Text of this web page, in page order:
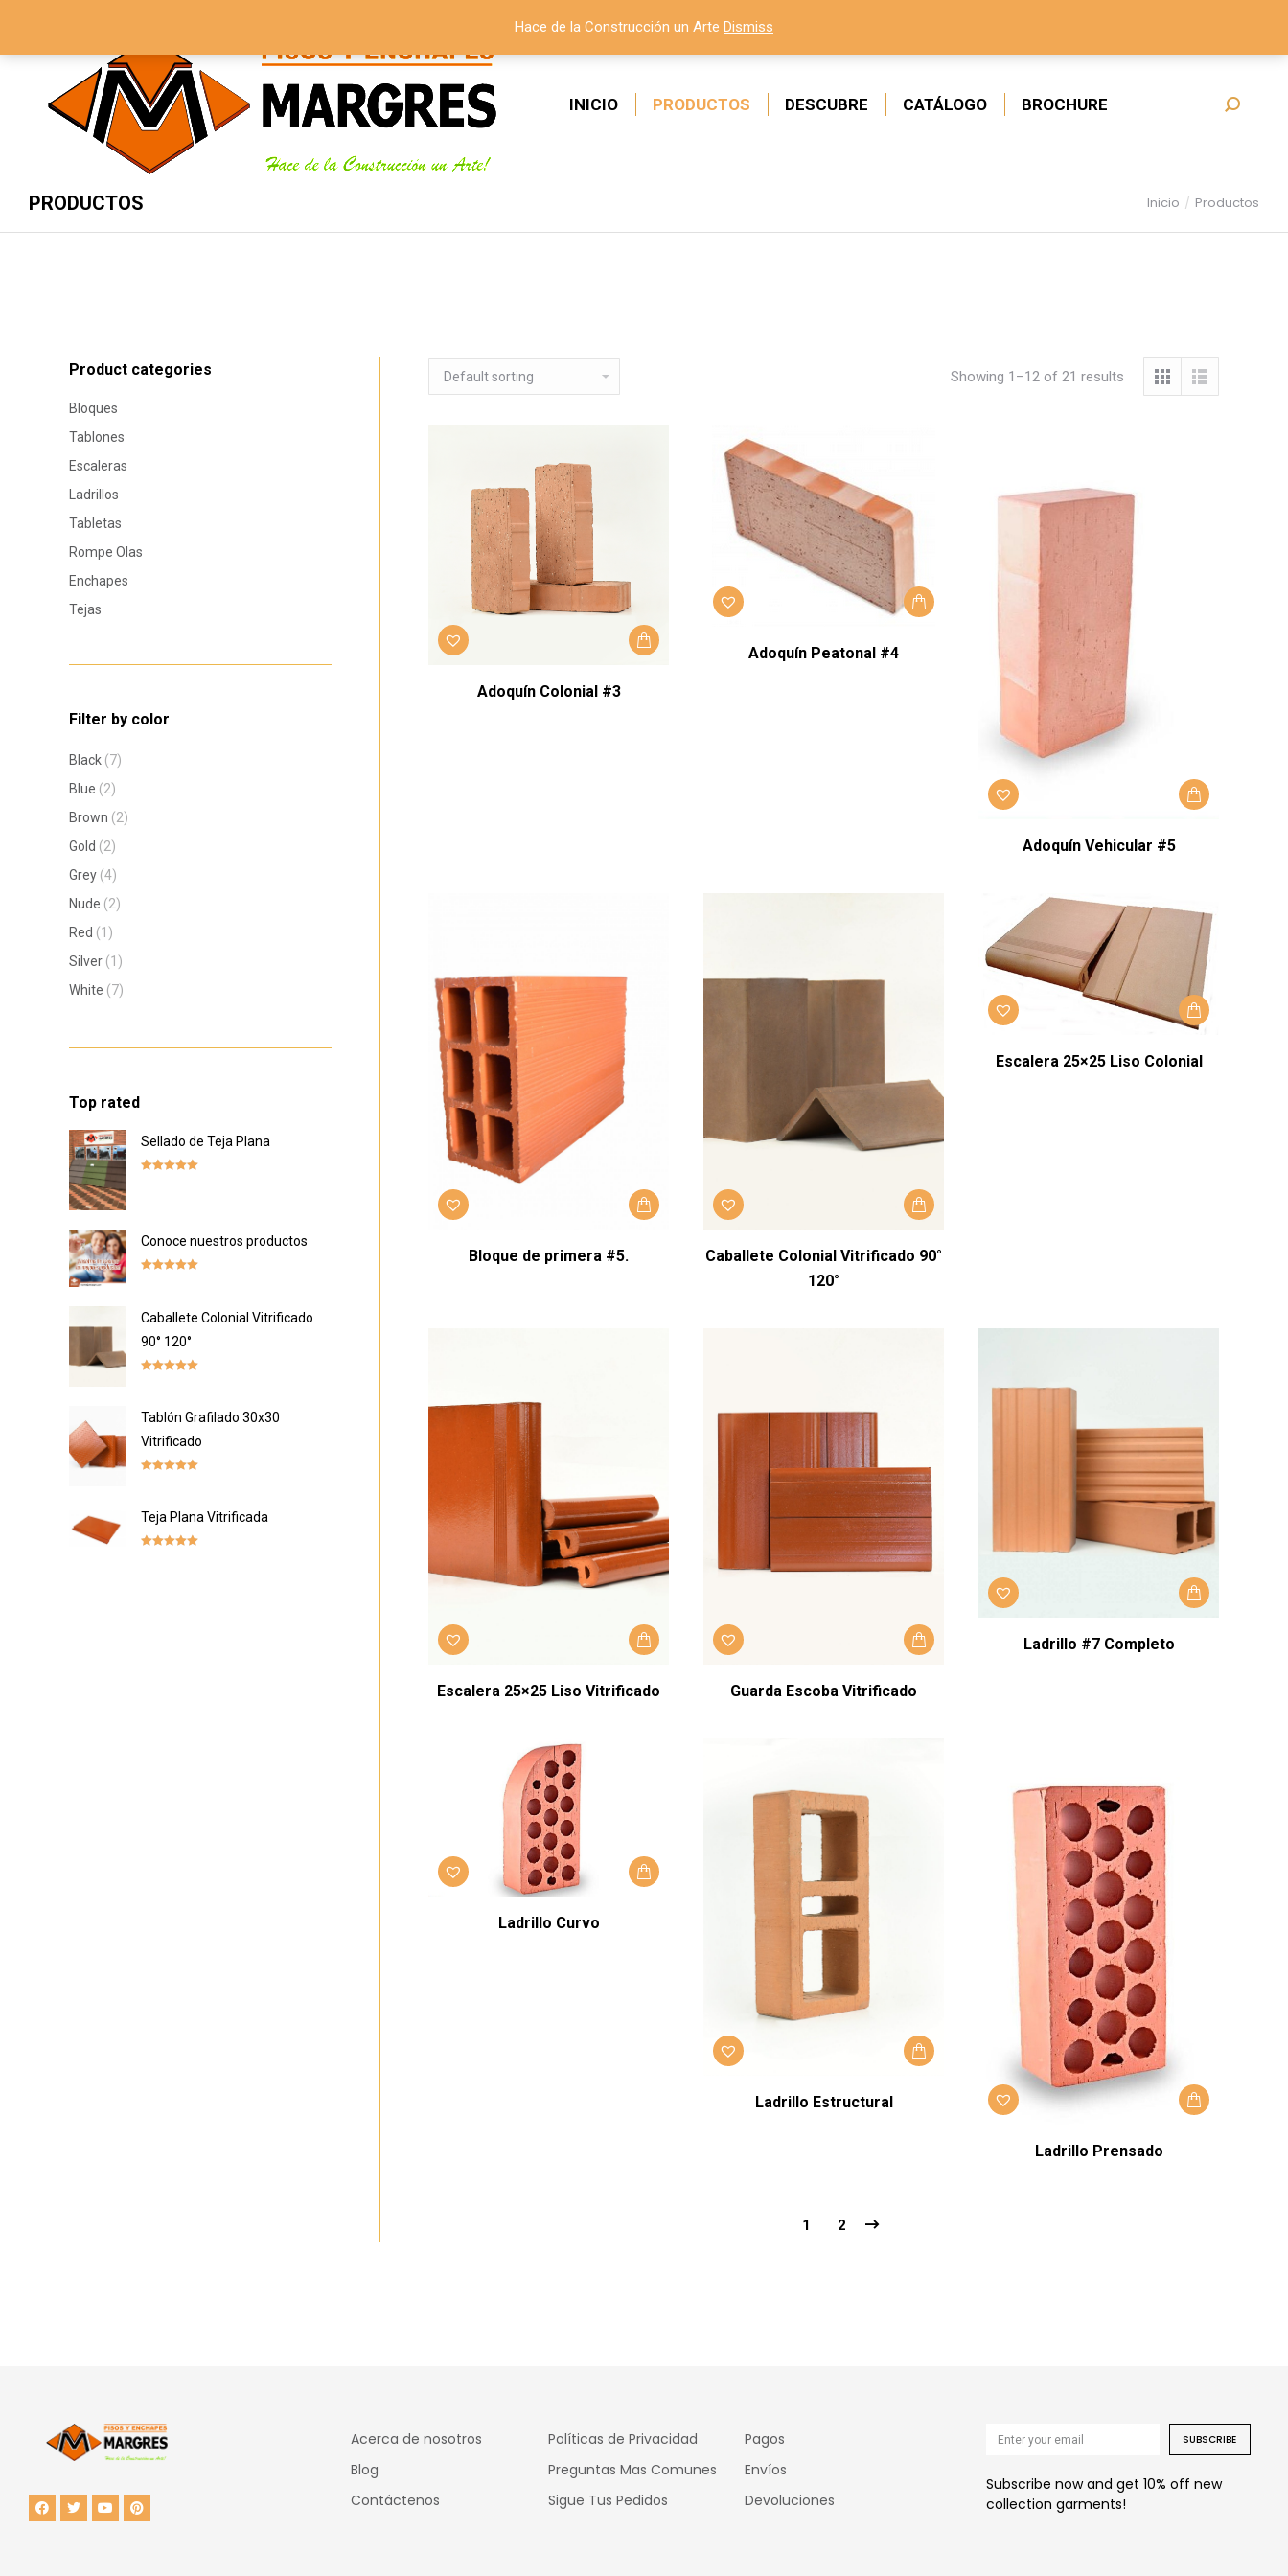
INICIO PRODUCTOS DESCUBRE CATÁLOGO BROCHURE
PRODUCTOS Inicio Productos
Showing 1–12 of 21 results
Adoquín Colonial #3
Adoquín Peatonal #4
Adoquín Vehicular #5
Bloque de primera #5.
Caballete Colonial Vitrificado 90°
120°
Escalera 25×25 Liso Colonial
Escalera 25×25 Liso Vitrificado Guarda Escoba Vitrificado
Ladrillo #7 Completo
Ladrillo Curvo
Ladrillo Estructural
Ladrillo Prensado
1 2
Product categories
Bloques
Tablones
Escaleras
Ladrillos
Tabletas
Rompe Olas
Enchapes
Tejas
Filter by color
Black (7)
Blue (2)
Brown (2)
Gold (2)
Grey (4)
Nude (2)
Red (1)
Silver (1)
White (7)
Top rated
Sellado de Teja Plana
Conoce nuestros productos
Caballete Colonial Vitrificado
90° 120°
Tablón Grafilado 30x30
Vitrificado
Teja Plana Vitrificada
Acerca de nosotros
Blog
Contáctenos
Políticas de Privacidad
Preguntas Mas Comunes
Sigue Tus Pedidos
Pagos
Envíos
Devoluciones
SUBSCRIBE
Subscribe now and get 10% off new
collection garments!
Hace de la Construcción un Arte Dismiss